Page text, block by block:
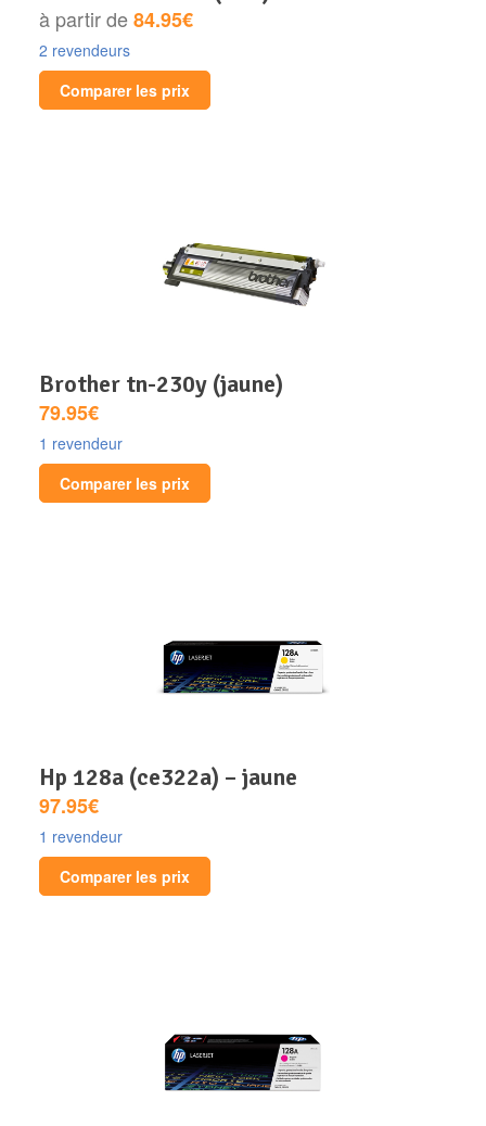
à partir de84.95€
2 revendeurs
Comparer les prix
brother tn-230y (jaune)
79.95€
1 revendeur
Comparer les prix
hp 128a (ce322a) – jaune
97.95€
1 revendeur
Comparer les prix